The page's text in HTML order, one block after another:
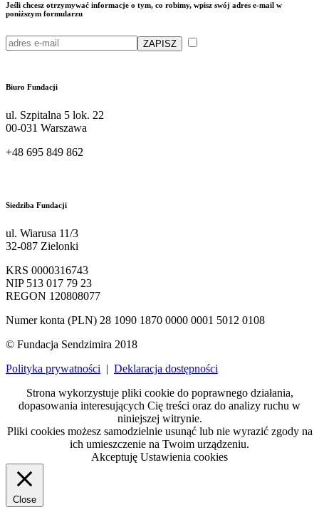
Jeśli chcesz otrzymywać informacje o tym, co robimy, wpisz swój adres e-mail w
poniższym formularzu
Biuro Fundacji
ul. Szpitalna 5 lok. 22
00-031 Warszawa
+48 695 849 862
Siedziba Fundacji
ul. Wiarusa 11/3
32-087 Zielonki
KRS 0000316743
NIP 513 017 79 23
REGON 120808077
Numer konta (PLN) 28 1090 1870 0000 0001 5012 0108
© Fundacja Sendzimira 2018
Polityka prywatności | Deklaracja dostępności
Strona wykorzystuje pliki cookie do poprawnego działania,
dopasowania interesujących Cię treści oraz do analizy ruchu w
niniejszej witrynie.
Pliki cookies możesz samodzielnie usunąć lub nie wyrazić zgody na
ich umieszczenie na Twoim urządzeniu.
Akceptuję Ustawienia cookies
Close